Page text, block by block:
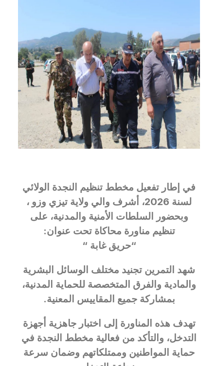
في إطار تفعيل مخطط تنظيم النجدة الولائي
لسنة 2026، أشرف والي ولاية تيزي وزو ،
وبحضور السلطات الأمنية والمدنية، على
تنظيم مناورة محاكاة تحت عنوان:
“حريق غابة “
شهد التمرين تجنيد مختلف الوسائل البشرية
والمادية والفرق المتخصصة للحماية المدنية،
بمشاركة جميع المقاييس المعنية.
تهدف هذه المناورة إلى اختبار جاهزية أجهزة
التدخل، والتأكد من فعالية مخطط النجدة في
حماية المواطنين وممتلكاتهم وضمان سرعة